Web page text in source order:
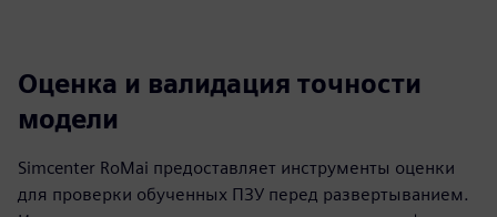
Оценка и валидация точности
модели
Simcenter RoMai предоставляет инструменты оценки
для проверки обученных ПЗУ перед развертыванием.